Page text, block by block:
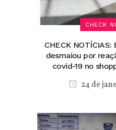
CHECK
CHECK
desmaiou por
covid-19 no
24 de